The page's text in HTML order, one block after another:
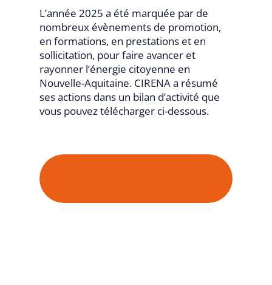
L’année 2025 a été marquée par de
nombreux évènements de promotion,
en formations, en prestations et en
sollicitation, pour faire avancer et
rayonner l’énergie citoyenne en
Nouvelle-Aquitaine. CIRENA a résumé
ses actions dans un bilan d’activité que
vous pouvez télécharger ci-dessous.